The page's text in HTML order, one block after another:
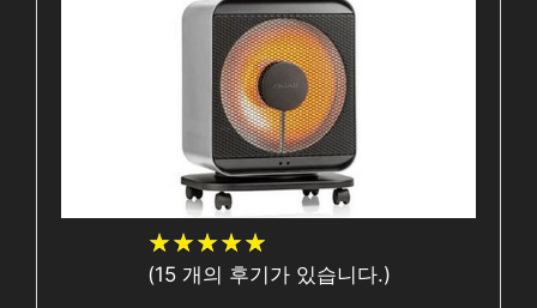
★★★★★
★★★★★
(15개의 후기가 있습니다.)